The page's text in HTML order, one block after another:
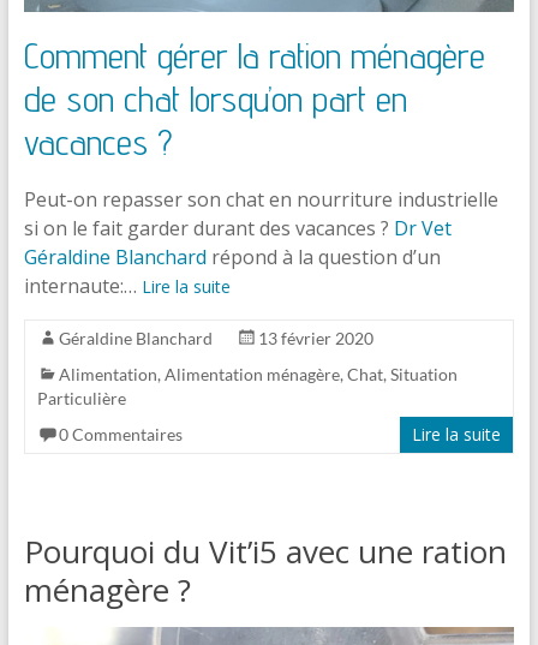
Comment gérer la ration ménagère
de son chat lorsqu’on part en
vacances ?
Peut-on repasser son chat en nourriture industrielle
si on le fait garder durant des vacances ? Dr Vet
Géraldine Blanchard répond à la question d’un
internaute:… Lire la suite
Géraldine Blanchard
13 février 2020
Alimentation, Alimentation ménagère, Chat, Situation
Particulière
0 Commentaires
Lire la suite
Pourquoi du Vit’i5 avec une ration
ménagère ?